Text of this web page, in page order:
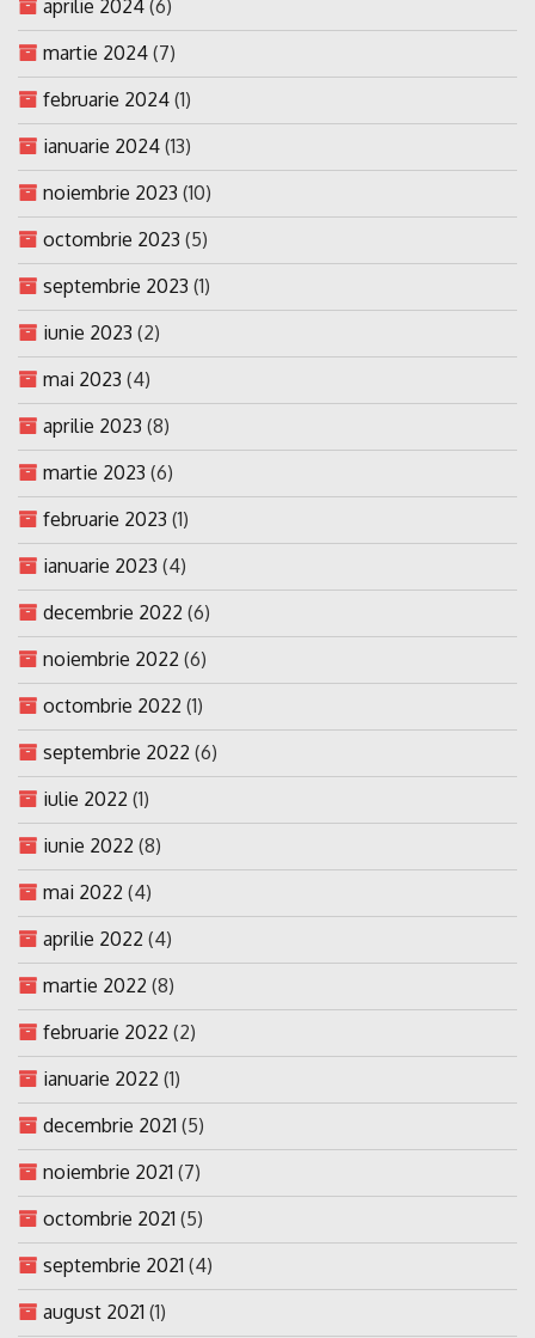
aprilie 2024 (6)
martie 2024 (7)
februarie 2024 (1)
ianuarie 2024 (13)
noiembrie 2023 (10)
octombrie 2023 (5)
septembrie 2023 (1)
iunie 2023 (2)
mai 2023 (4)
aprilie 2023 (8)
martie 2023 (6)
februarie 2023 (1)
ianuarie 2023 (4)
decembrie 2022 (6)
noiembrie 2022 (6)
octombrie 2022 (1)
septembrie 2022 (6)
iulie 2022 (1)
iunie 2022 (8)
mai 2022 (4)
aprilie 2022 (4)
martie 2022 (8)
februarie 2022 (2)
ianuarie 2022 (1)
decembrie 2021 (5)
noiembrie 2021 (7)
octombrie 2021 (5)
septembrie 2021 (4)
august 2021 (1)